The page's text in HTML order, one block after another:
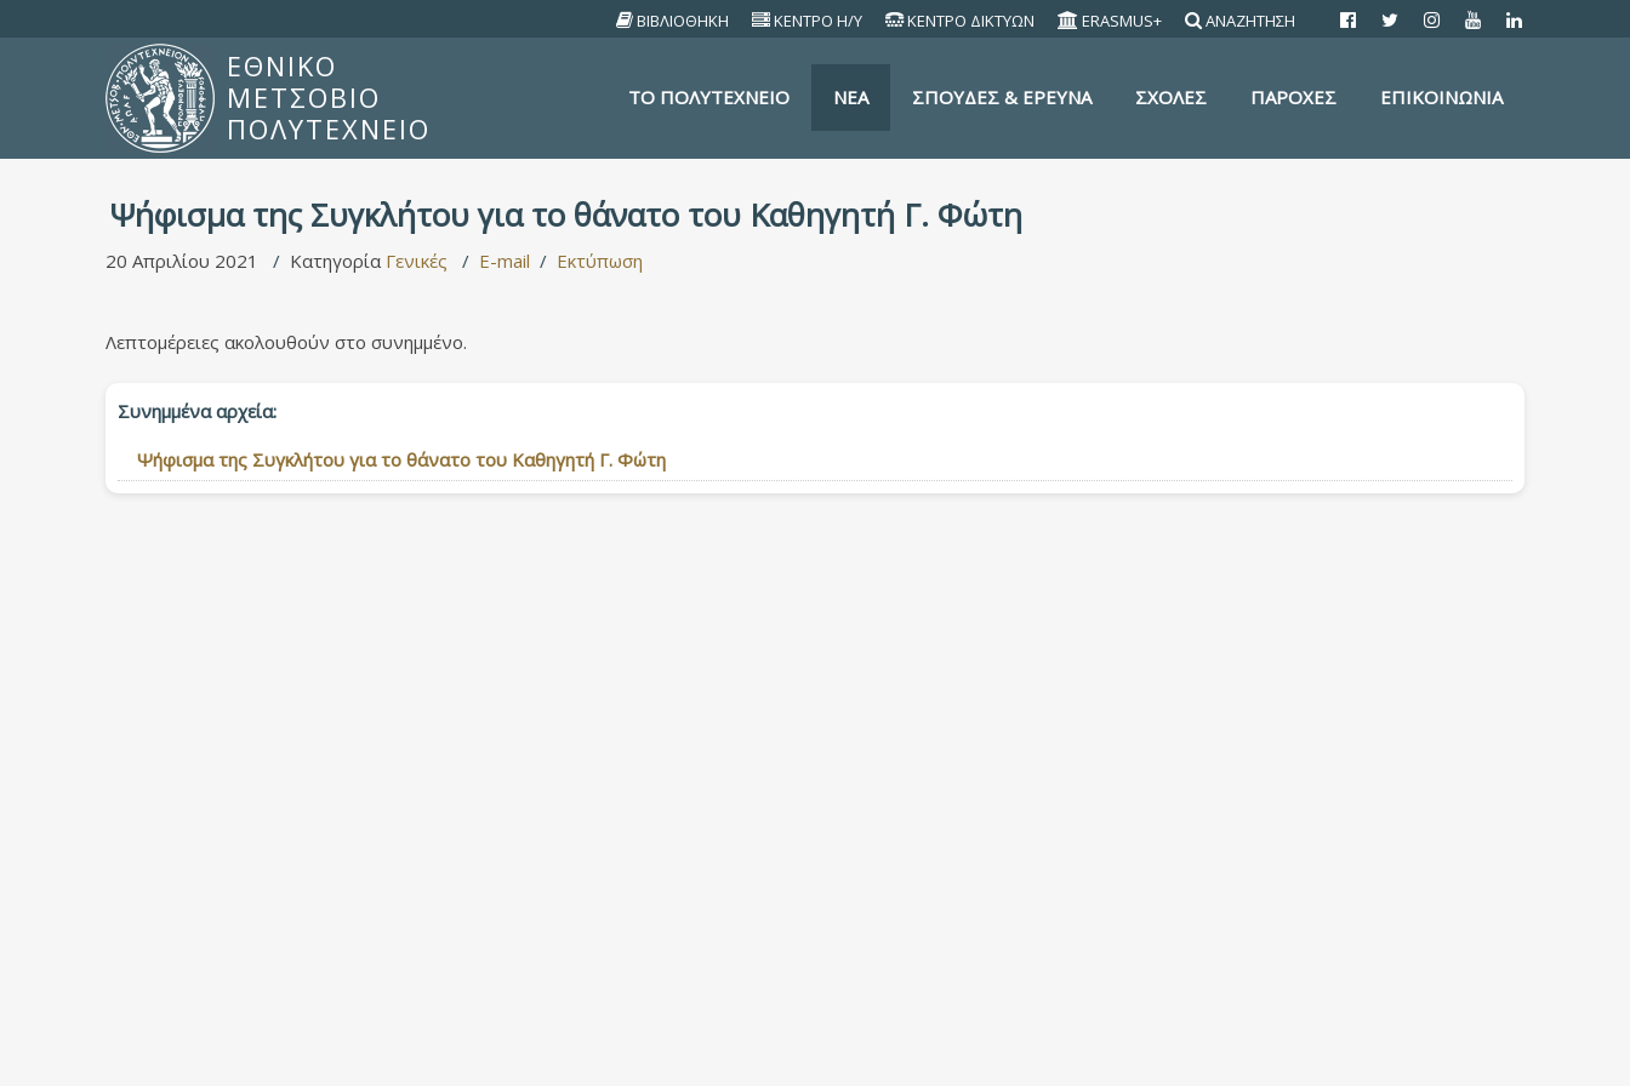
ΒΙΒΛΙΟΘΗΚΗ ΚΕΝΤΡΟ Η/Υ ΚΕΝΤΡΟ ΔΙΚΤΥΩΝ ERASMUS+ ΑΝΑΖΗΤΗΣΗ
ΕΘΝΙΚΟ
ΜΕΤΣΟΒΙΟ
ΠΟΛΥΤΕΧΝΕΙΟ
TO ΠΟΛΥΤΕΧΝΕΙΟ ΝΕΑ ΣΠΟΥΔΕΣ & ΕΡΕΥΝΑ ΣΧΟΛΕΣ ΠΑΡΟΧΕΣ ΕΠΙΚΟΙΝΩΝΙΑ
Ψήφισμα της Συγκλήτου για το θάνατο του Καθηγητή Γ. Φώτη
20 Απριλίου 2021 Κατηγορία Γενικές E-mail Εκτύπωση
Λεπτομέρειες ακολουθούν στο συνημμένο.
Συνημμένα αρχεία:
Ψήφισμα της Συγκλήτου για το θάνατο του Καθηγητή Γ. Φώτη